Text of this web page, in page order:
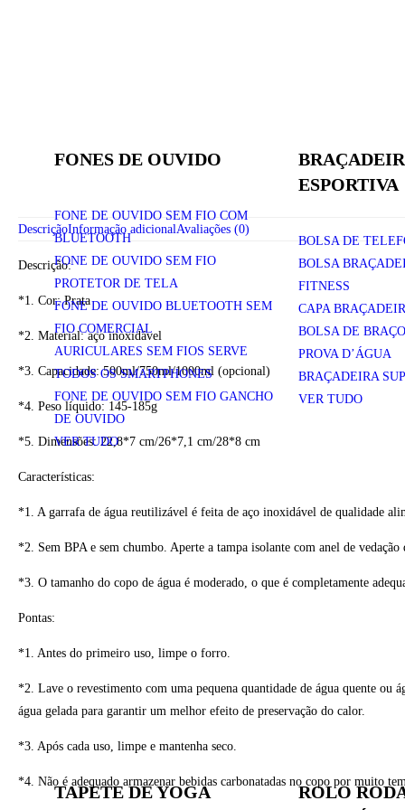
FONES DE OUVIDO
FONE DE OUVIDO SEM FIO COM
BLUETOOTH
FONE DE OUVIDO SEM FIO
PROTETOR DE TELA
FONE DE OUVIDO BLUETOOTH SEM
FIO COMERCIAL
AURICULARES SEM FIOS SERVE
TODOS OS SMARTPHONES
FONE DE OUVIDO SEM FIO GANCHO
DE OUVIDO
VER TUDO
ESPORTIVA
BOLSA DE
BOLSA
FITNESS
CAPA
BOLSA DE
PROVA D’ÁGUA
BRAÇADEIRA
VER TUDO
TAPETE DE YOGA
ROLO
DescriçãoInformação adicionalAvaliações (0)
Descrição:
*1. Cor: Prata
*2. Material: aço inoxidável
*3. Capacidade: 500ml/750ml/1000ml (opcional)
*4. Peso líquido: 145-185g
*5. Dimensões: 22,8*7 cm/26*7,1 cm/28*8 cm
Características:
*1. A garrafa de água reutilizável é feita de aço inoxidável de qualidade
*2. Sem BPA e sem chumbo. Aperte a tampa isolante com anel de
*3. O tamanho do copo de água é moderado, o que é completamente
Pontas:
*1. Antes do primeiro uso, limpe o forro.
*2. Lave o revestimento com uma pequena quantidade de água quente ou
água gelada para garantir um melhor efeito de preservação do calor.
*3. Após cada uso, limpe e mantenha seco.
*4. Não é adequado armazenar bebidas carbonatadas no copo por muito